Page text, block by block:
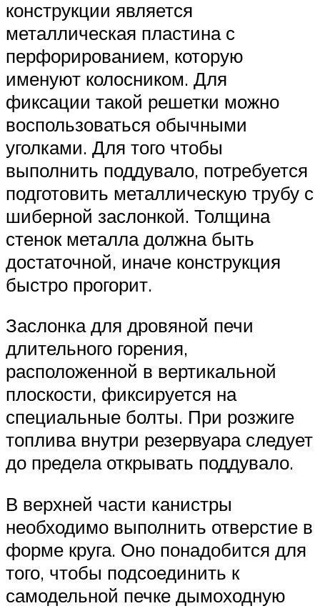
конструкции является
металлическая пластина с
перфорированием, которую
именуют колосником. Для
фиксации такой решетки можно
воспользоваться обычными
уголками. Для того чтобы
выполнить поддувало, потребуется
подготовить металлическую трубу с
шиберной заслонкой. Толщина
стенок металла должна быть
достаточной, иначе конструкция
быстро прогорит.
Заслонка для дровяной печи
длительного горения,
расположенной в вертикальной
плоскости, фиксируется на
специальные болты. При розжиге
топлива внутри резервуара следует
до предела открывать поддувало.
В верхней части канистры
необходимо выполнить отверстие в
форме круга. Оно понадобится для
того, чтобы подсоединить к
самодельной печке дымоходную